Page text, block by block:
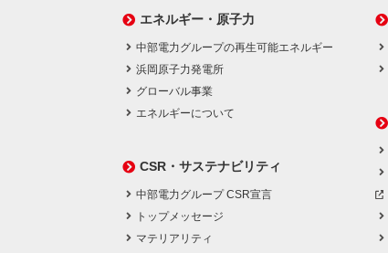
エネルギー・原子力
中部電力グループの再生可能エネルギー
浜岡原子力発電所
グローバル事業
エネルギーについて
CSR・サステナビリティ
中部電力グループ CSR宣言
トップメッセージ
マテリアリティ